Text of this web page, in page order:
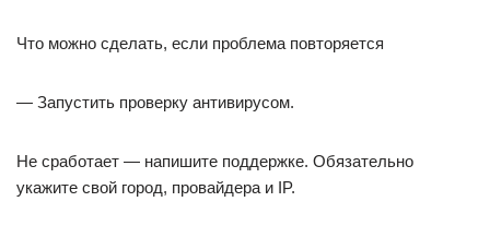
Что можно сделать, если проблема повторяется
— Запустить проверку антивирусом.
Не сработает — напишите поддержке. Обязательно
укажите свой город, провайдера и IP.